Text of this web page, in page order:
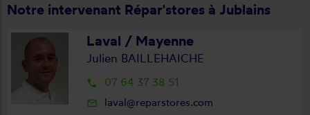
Notre intervenant Répar'stores à Jublains
Laval / Mayenne
Julien BAILLEHAICHE
local_phone 07 64 37 38 51
mail_outline laval@reparstores.com